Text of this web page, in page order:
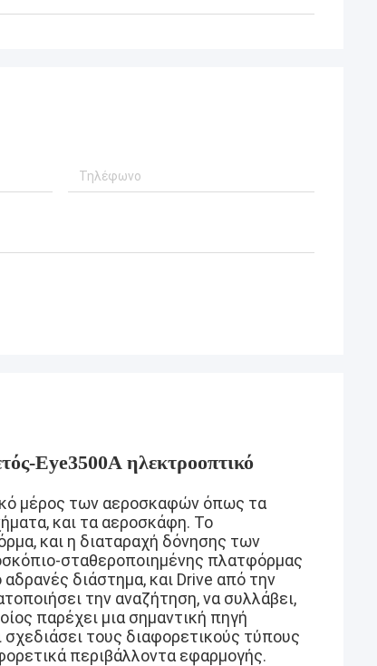
Eye3500A ηλεκτροοπτικό
μέρος των αεροσκαφών όπως τα
και τα αεροσκάφη. Το
και η διαταραχή δόνησης των
σταθεροποιημένης πλατφόρμας
διάστημα, και Drive από την
την αναζήτηση, να συλλάβει,
παρέχει μια σημαντική πηγή
τους διαφορετικούς τύπους
περιβάλλοντα εφαρμογής.